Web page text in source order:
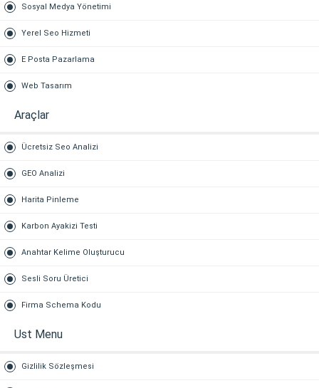
Sosyal Medya Yönetimi
Yerel Seo Hizmeti
E Posta Pazarlama
Web Tasarım
Araçlar
Ücretsiz Seo Analizi
GEO Analizi
Harita Pinleme
Karbon Ayakizi Testi
Anahtar Kelime Oluşturucu
Sesli Soru Üretici
Firma Schema Kodu
Ust Menu
Gizlilik Sözleşmesi